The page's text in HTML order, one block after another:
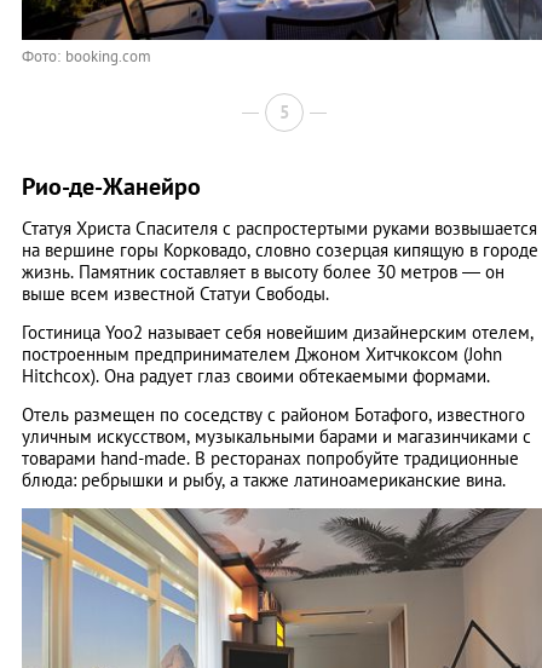
Фото: booking.com
5
Рио-де-Жанейро
Статуя Христа Спасителя с распростертыми руками возвышается
на вершине горы Корковадо, словно созерцая кипящую в городе
жизнь. Памятник составляет в высоту более 30 метров — он
выше всем известной Статуи Свободы.
Гостиница Yoo2 называет себя новейшим дизайнерским отелем,
построенным предпринимателем Джоном Хитчкоксом (John
Hitchcox). Она радует глаз своими обтекаемыми формами.
Отель размещен по соседству с районом Ботафого, известного
уличным искусством, музыкальными барами и магазинчиками с
товарами hand-made. В ресторанах попробуйте традиционные
блюда: ребрышки и рыбу, а также латиноамериканские вина.